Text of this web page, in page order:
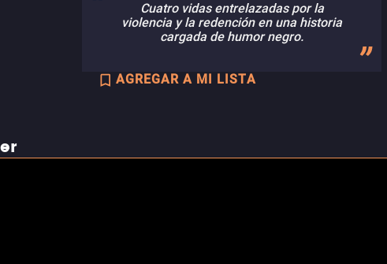
Cuatro vidas entrelazadas por la
violencia y la redención en una historia
cargada de humor negro.
AGREGAR A MI LISTA